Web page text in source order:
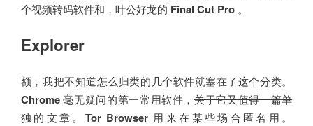
个视频转码软件和，叶公好龙的 Final Cut Pro。
Explorer
额，我把不知道怎么归类的几个软件就塞在了这个分类。
Chrome毫无疑问的第一常用软件，关于它又值得一篇单
独的文章。 Tor Browser 用来在某些场合匿名用。